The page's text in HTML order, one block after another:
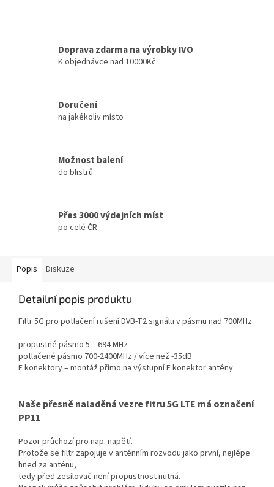
Doprava zdarma na výrobky IVO
K objednávce nad 10000Kč
Doručení
na jakékoliv místo
Možnost balení
do blistrů
Přes 3000 výdejních míst
po celé ČR
Popis Diskuze
Detailní popis produktu
Filtr 5G pro potlačení rušeníDVB-T2 signálu v pásmu nad 700MHz
propustné pásmo 5 – 694 MHz
potlačené pásmo 700-2400MHz / více než -35dB
F konektory – montáž přímo na výstupní F konektor antény
Naše přesně naladěná vezre fitru 5G LTE má označení
PP11
Pozor průchozí pro nap. napětí.
Protože se filtr zapojuje v anténním rozvodu jako první, nejlépe
hned za anténu,
tedy před zesilovač není propustnost nutná.